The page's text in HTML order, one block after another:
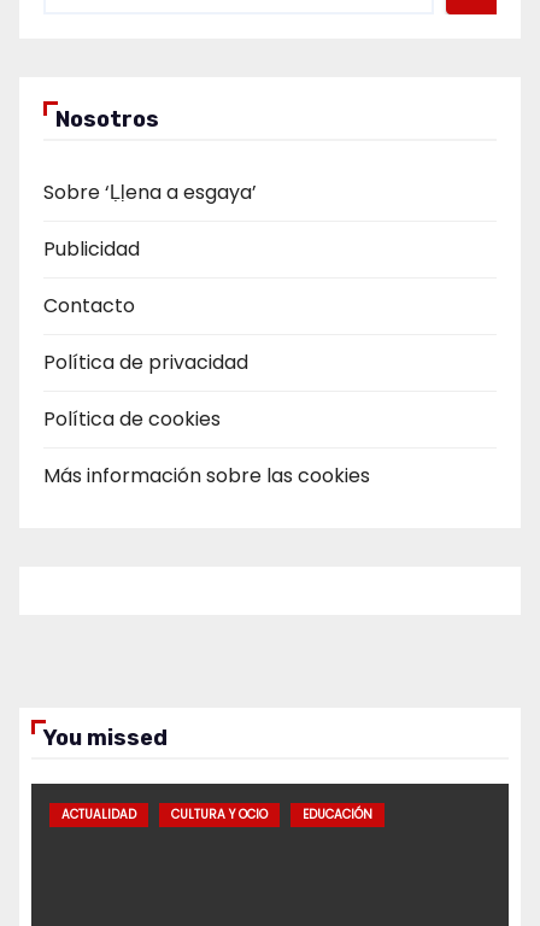
Nosotros
Sobre ‘Ḷḷena a esgaya’
Publicidad
Contacto
Política de privacidad
Política de cookies
Más información sobre las cookies
You missed
ACTUALIDAD CULTURA Y OCIO EDUCACIÓN